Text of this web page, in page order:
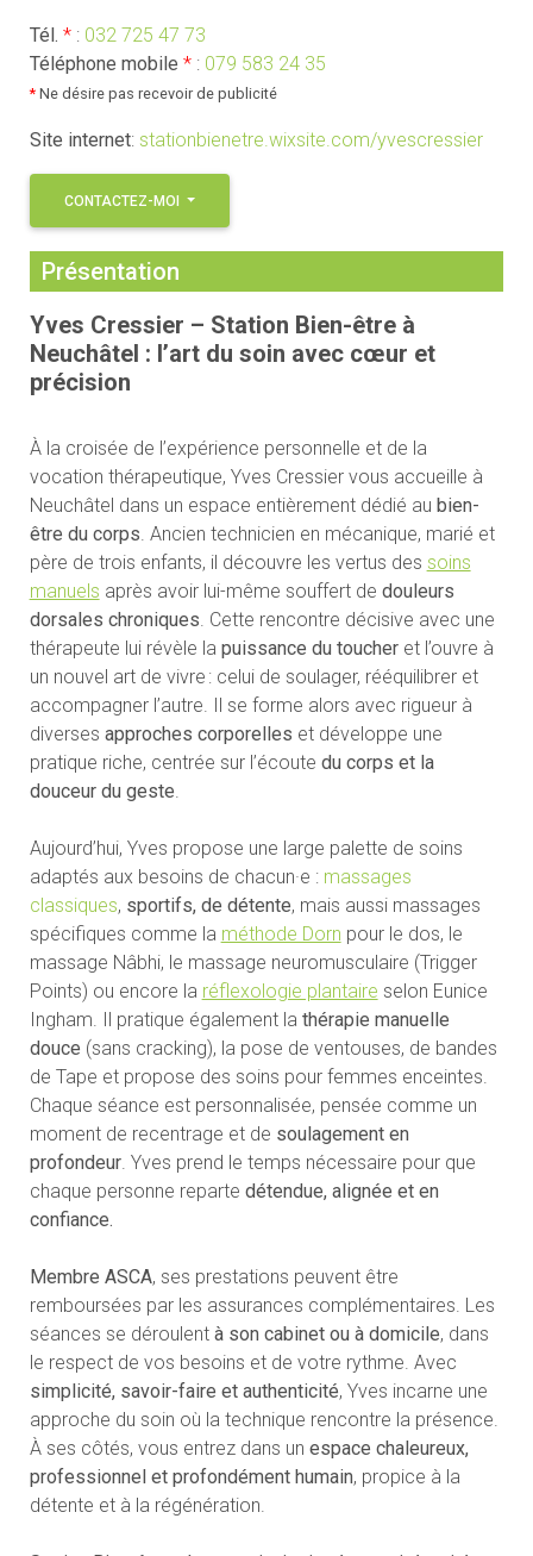
Tél. *: 032 725 47 73
Téléphone mobile *: 079 583 24 35
*Ne désire pas recevoir de publicité
Site internet: stationbienetre.wixsite.com/yvescressier
CONTACTEZ-MOI
Présentation
Yves Cressier – Station Bien-être à
Neuchâtel : l’art du soin avec cœur et
précision
À la croisée de l’expérience personnelle et de la
vocation thérapeutique, Yves Cressier vous accueille à
Neuchâtel dans un espace entièrement dédié au bien-
être du corps. Ancien technicien en mécanique, marié et
père de trois enfants, il découvre les vertus des soins
manuels après avoir lui-même souffert de douleurs
dorsales chroniques. Cette rencontre décisive avec une
thérapeute lui révèle la puissance du toucheret l’ouvre à
un nouvel art de vivre : celui de soulager, rééquilibrer et
accompagner l’autre. Il se forme alors avec rigueur à
diverses approches corporelles et développe une
pratique riche, centrée sur l’écoute du corps et la
douceur du geste.
Aujourd’hui, Yves propose une large palette de soins
adaptés aux besoins de chacun·e : massages
classiques, sportifs, de détente, mais aussi massages
spécifiques comme la méthode Dorn pour le dos, le
massage Nâbhi, le massage neuromusculaire (Trigger
Points) ou encore la réflexologie plantaire selon Eunice
Ingham. Il pratique également la thérapie manuelle
douce (sans cracking), la pose de ventouses, de bandes
de Tape et propose des soins pour femmes enceintes.
Chaque séance est personnalisée, pensée comme un
moment de recentrage et de soulagement en
profondeur. Yves prend le temps nécessaire pour que
chaque personne reparte détendue, alignée et en
confiance.
Membre ASCA, ses prestations peuvent être
remboursées par les assurances complémentaires. Les
séances se déroulent à son cabinet ou à domicile, dans
le respect de vos besoins et de votre rythme. Avec
simplicité, savoir-faire et authenticité, Yves incarne une
approche du soin où la technique rencontre la présence.
À ses côtés, vous entrez dans un espace chaleureux,
professionnel et profondément humain, propice à la
détente et à la régénération.